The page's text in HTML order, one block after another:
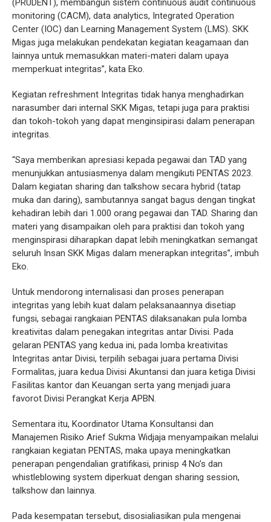
(PRUDENT), membangun sistem continuous audit continuous
monitoring (CACM), data analytics, Integrated Operation
Center (IOC) dan Learning Management System (LMS). SKK
Migas juga melakukan pendekatan kegiatan keagamaan dan
lainnya untuk memasukkan materi-materi dalam upaya
memperkuat integritas”, kata Eko.
Kegiatan refreshment Integritas tidak hanya menghadirkan
narasumber dari internal SKK Migas, tetapi juga para praktisi
dan tokoh-tokoh yang dapat menginsipirasi dalam penerapan
integritas.
“Saya memberikan apresiasi kepada pegawai dan TAD yang
menunjukkan antusiasmenya dalam mengikuti PENTAS 2023.
Dalam kegiatan sharing dan talkshow secara hybrid (tatap
muka dan daring), sambutannya sangat bagus dengan tingkat
kehadiran lebih dari 1.000 orang pegawai dan TAD. Sharing dan
materi yang disampaikan oleh para praktisi dan tokoh yang
menginspirasi diharapkan dapat lebih meningkatkan semangat
seluruh Insan SKK Migas dalam menerapkan integritas”, imbuh
Eko.
Untuk mendorong internalisasi dan proses penerapan
integritas yang lebih kuat dalam pelaksanaannya disetiap
fungsi, sebagai rangkaian PENTAS dilaksanakan pula lomba
kreativitas dalam penegakan integritas antar Divisi. Pada
gelaran PENTAS yang kedua ini, pada lomba kreativitas
Integritas antar Divisi, terpilih sebagai juara pertama Divisi
Formalitas, juara kedua Divisi Akuntansi dan juara ketiga Divisi
Fasilitas kantor dan Keuangan serta yang menjadi juara
favorot Divisi Perangkat Kerja APBN.
Sementara itu, Koordinator Utama Konsultansi dan
Manajemen Risiko Arief Sukma Widjaja menyampaikan melalui
rangkaian kegiatan PENTAS, maka upaya meningkatkan
penerapan pengendalian gratifikasi, prinisp 4 No’s dan
whistleblowing system diperkuat dengan sharing session,
talkshow dan lainnya.
Pada kesempatan tersebut, disosialiasikan pula mengenai